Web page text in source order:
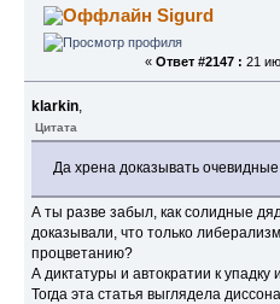
Sigurd
« Ответ #2147 : 21
klarkin,
Цитата
Да хрена доказывать
А ты разве забыл, как солидные
доказывали, что только
процветанию?
А диктатуры и автократии к упадку
Тогда эта статья выглядела